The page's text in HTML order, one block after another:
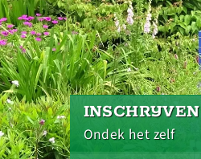
INSCHRIJVEN
Ondek het zelf